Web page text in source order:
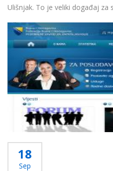
Ulišnjak. To je veliki događaj za
Više...
18
Sep